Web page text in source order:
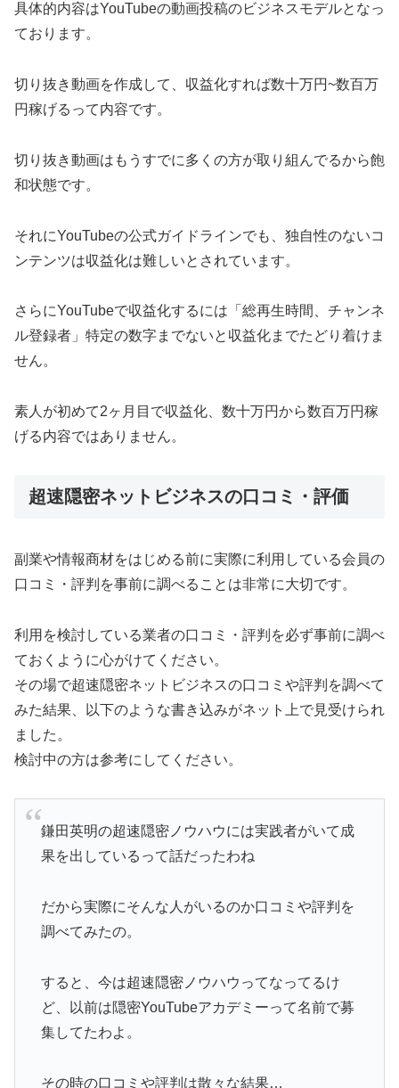
具体的内容はYouTubeの動画投稿のビジネスモデルとなっ
ております。
切り抜き動画を作成して、収益化すれば数十万円~数百万
円稼げるって内容です。
切り抜き動画はもうすでに多くの方が取り組んでるから飽
和状態です。
それにYouTubeの公式ガイドラインでも、独自性のないコ
ンテンツは収益化は難しいとされています。
さらにYouTubeで収益化するには「総再生時間、チャンネ
ル登録者」特定の数字までないと収益化までたどり着けま
せん。
素人が初めて2ヶ月目で収益化、数十万円から数百万円稼
げる内容ではありません。
超速隠密ネットビジネスの口コミ・評価
副業や情報商材をはじめる前に実際に利用している会員の
口コミ・評判を事前に調べることは非常に大切です。
利用を検討している業者の口コミ・評判を必ず事前に調べ
ておくように心がけてください。
その場で超速隠密ネットビジネスの口コミや評判を調べて
みた結果、以下のような書き込みがネット上で見受けられ
ました。
検討中の方は参考にしてください。
鎌田英明の超速隠密ノウハウには実践者がいて成
果を出しているって話だったわね
だから実際にそんな人がいるのか口コミや評判を
調べてみたの。
すると、今は超速隠密ノウハウってなってるけ
ど、以前は隠密YouTubeアカデミーって名前で募
集してたわよ。
その時の口コミや評判は散々な結果…